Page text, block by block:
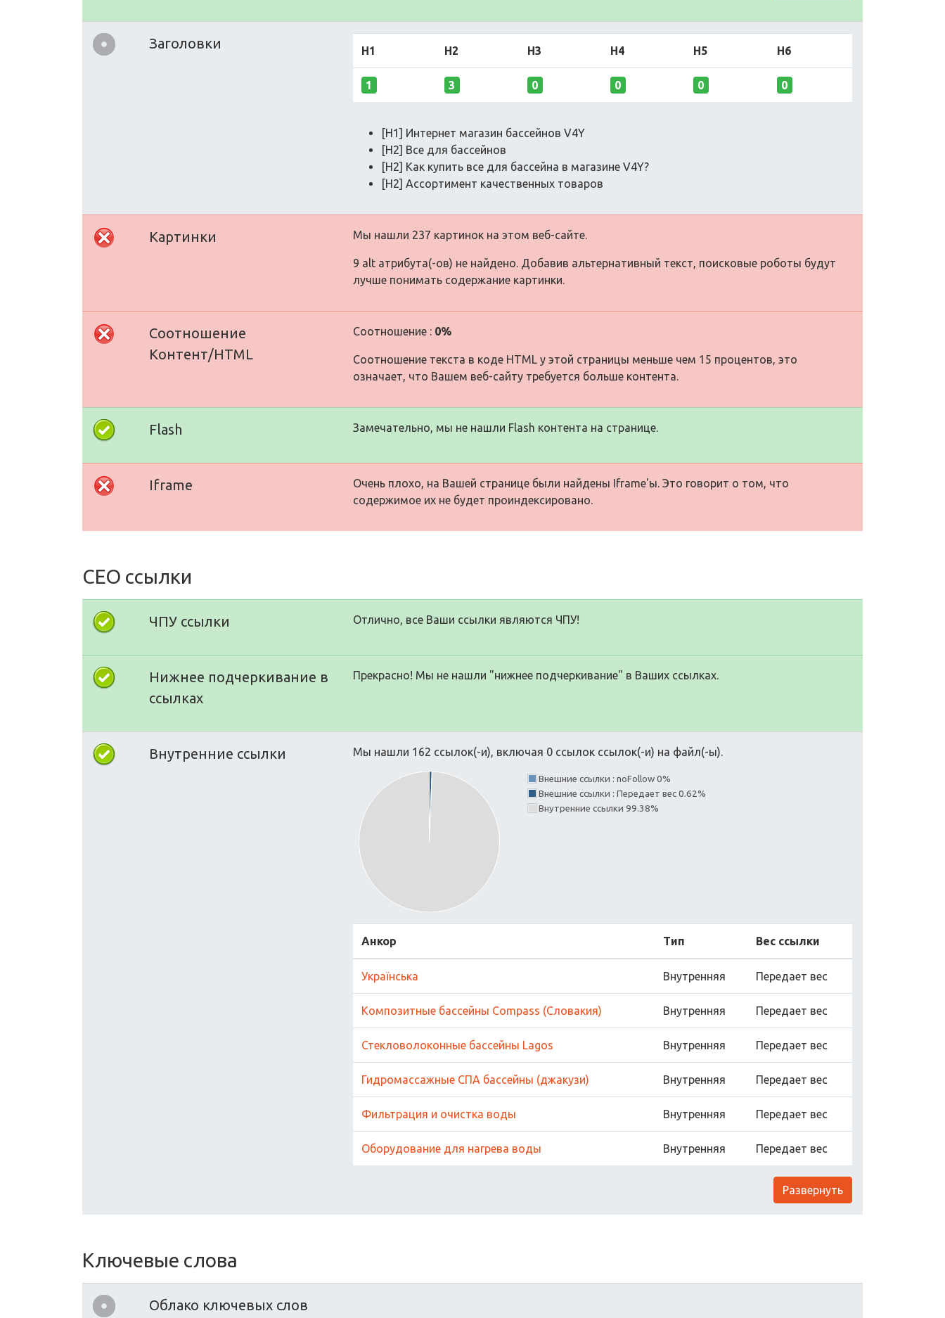
Заголовки H1 H2 H3 H4 H5 H6
1 3 0 0 0 0
[H1] Интернет магазин бассейнов V4Y
[H2] Все для бассейнов
[H2] Как купить все для бассейна в магазине V4Y?
[H2] Ассортимент качественных товаров
Картинки Мы нашли 237 картинок на этом веб-сайте.
9 alt атрибута(-ов) не найдено. Добавив альтернативный текст, поисковые роботы будут
лучше понимать содержание картинки.
Соотношение
Контент/HTML
Соотношение : 0%
Соотношение текста в коде HTML у этой страницы меньше чем 15 процентов, это
означает, что Вашем веб-сайту требуется больше контента.
Flash Замечательно, мы не нашли Flash контента на странице.
Iframe
Очень плохо, на Вашей странице были найдены Iframe'ы. Это говорит о том, что
содержимое их не будет проиндексировано.
СЕО ссылки
ЧПУ ссылки Отлично, все Ваши ссылки являются ЧПУ!
Нижнее подчеркивание в
ссылках
Прекрасно! Мы не нашли "нижнее подчеркивание" в Ваших ссылках.
Внутренние ссылки Мы нашли 162 ссылок(-и), включая 0 ссылок ссылок(-и) на файл(-ы).
Внешние ссылки : noFollow 0%
Внешние ссылки : Передает вес 0.62%
Внутренние ссылки 99.38%
Анкор Тип Вес ссылки
Українська Внутренняя Передает вес
Композитные бассейны Compass (Словакия) Внутренняя Передает вес
Стекловолоконные бассейны Lagos Внутренняя Передает вес
Гидромассажные СПА бассейны (джакузи) Внутренняя Передает вес
Фильтрация и очистка воды Внутренняя Передает вес
Оборудование для нагрева воды Внутренняя Передает вес
Развернуть
Ключевые слова
Облако ключевых слов